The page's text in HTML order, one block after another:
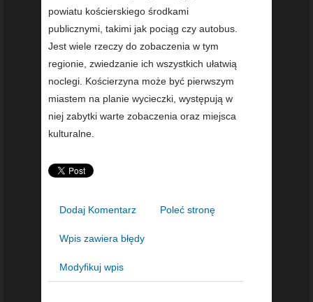
powiatu kościerskiego środkami
publicznymi, takimi jak pociąg czy autobus.
Jest wiele rzeczy do zobaczenia w tym
regionie, zwiedzanie ich wszystkich ułatwią
noclegi. Kościerzyna może być pierwszym
miastem na planie wycieczki, występują w
niej zabytki warte zobaczenia oraz miejsca
kulturalne.
Dodaj Komentarz Poleć stronę
Wpis zawiera błędy
Modyfikuj wpis